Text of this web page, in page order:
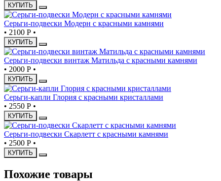
КУПИТЬ
Серьги-подвески Модерн с красными камнями
• 2100 Р •
КУПИТЬ
Серьги-подвески винтаж Матильда с красными камнями
• 2000 Р •
КУПИТЬ
Серьги-капли Глория с красными кристаллами
• 2550 Р •
КУПИТЬ
Серьги-подвески Скарлетт с красными камнями
• 2500 Р •
КУПИТЬ
Похожие товары